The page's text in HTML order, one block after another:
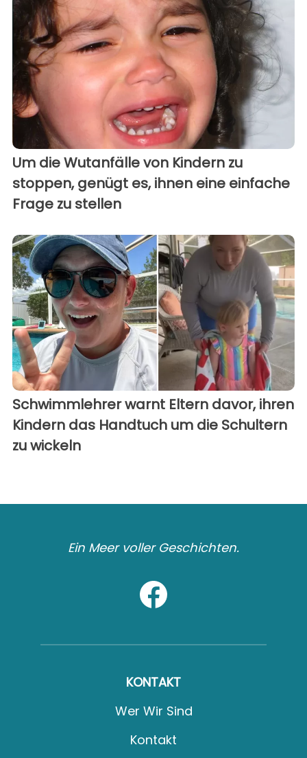
Um die Wutanfälle von Kindern zu
stoppen, genügt es, ihnen eine einfache
Frage zu stellen
Schwimmlehrer warnt Eltern davor, ihren
Kindern das Handtuch um die Schultern
zu wickeln
Ein Meer voller Geschichten.
KONTAKT
Wer Wir Sind
Kontakt